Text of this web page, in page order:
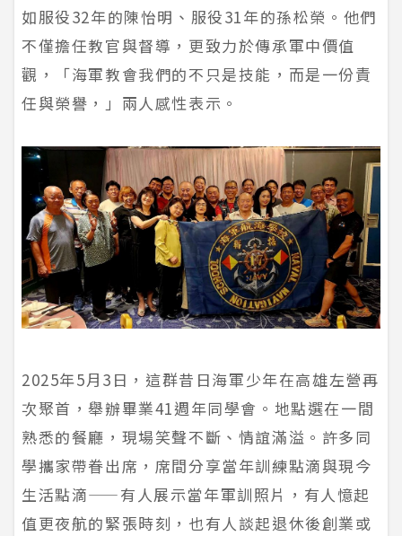
如服役32年的陳怡明、服役31年的孫松榮。他們
不僅擔任教官與督導，更致力於傳承軍中價值
觀，「海軍教會我們的不只是技能，而是一份責
任與榮譽，」兩人感性表示。
2025年5月3日，這群昔日海軍少年在高雄左營再
次聚首，舉辦畢業41週年同學會。地點選在一間
熟悉的餐廳，現場笑聲不斷、情誼滿溢。許多同
學攜家帶眷出席，席間分享當年訓練點滴與現今
生活點滴——有人展示當年軍訓照片，有人憶起
值更夜航的緊張時刻，也有人談起退休後創業或